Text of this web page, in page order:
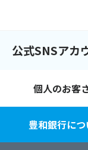
公式SNSアカ
個人のお客
豊和銀行に